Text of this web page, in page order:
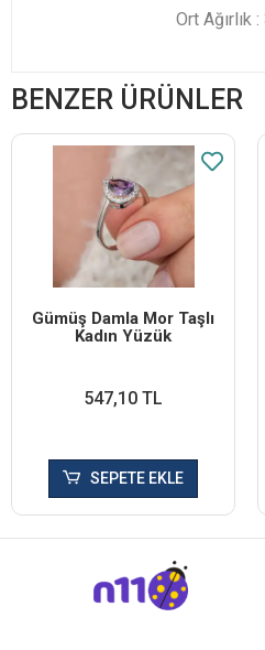
Ort Ağırlık
BENZER ÜRÜNLER
Gümüş Damla Mor Taşlı
Kadın Yüzük
547,10 TL
SEPETE EKLE